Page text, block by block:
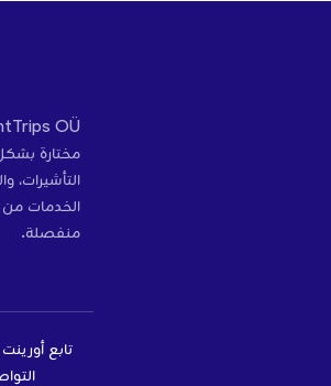
مختارة
الخدمات
منفصلة.
تابع